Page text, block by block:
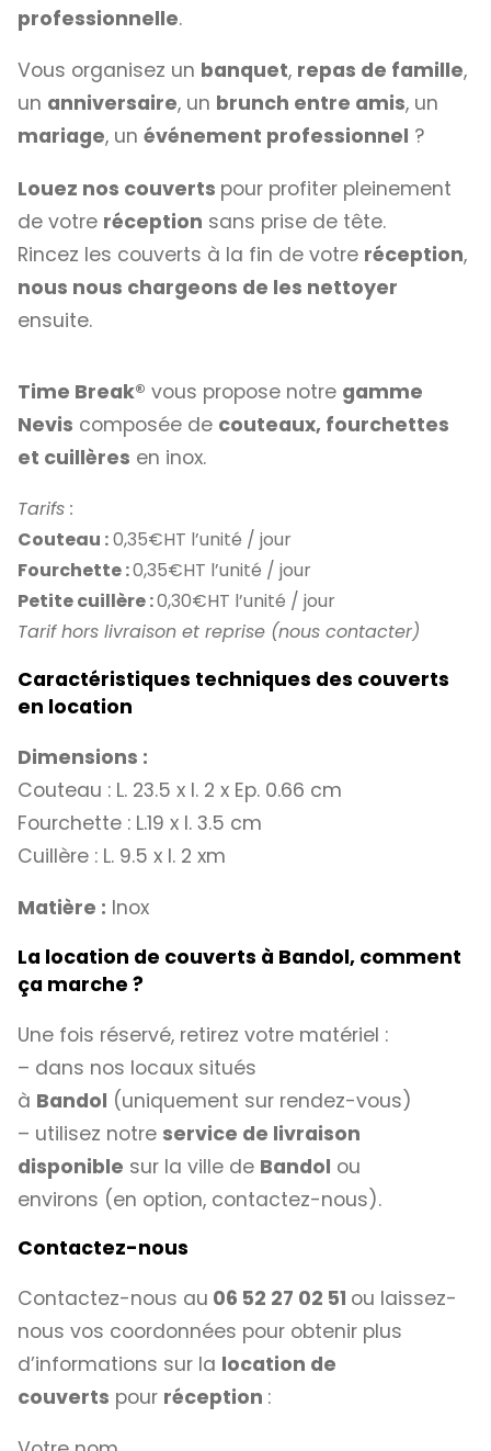
professionnelle.
Vous organisez un banquet, repas de famille,
un anniversaire, un brunch entre amis, un
mariage, un événement professionnel ?
Louez nos couverts pour profiter pleinement
de votre réception sans prise de tête.
Rincez les couverts à la fin de votre réception,
nous nous chargeons de les nettoyer
ensuite.
Time Break® vous propose notre gamme
Nevis composée de couteaux, fourchettes
et cuillères en inox.
Tarifs :
Couteau :0,35€HT l’unité / jour
Fourchette :0,35€HT l’unité / jour
Petite cuillère :0,30€HT l’unité / jour
Tarif hors livraison et reprise (nous contacter)
Caractéristiques techniques des couverts
en location
Dimensions :
Couteau : L. 23.5 x l. 2 x Ep. 0.66 cm
Fourchette : L.19 x l. 3.5 cm
Cuillère : L. 9.5 x l. 2 xm
Matière : Inox
La location de couverts à Bandol, comment
ça marche ?
Une fois réservé, retirez votre matériel :
– dans nos locaux situés
à Bandol (uniquement sur rendez-vous)
– utilisez notre service de livraison
disponible sur la ville de Bandol ou
environs (en option, contactez-nous).
Contactez-nous
Contactez-nous au 06 52 27 02 51 ou laissez-
nous vos coordonnées pour obtenir plus
d’informations sur la location de
couverts pour réception :